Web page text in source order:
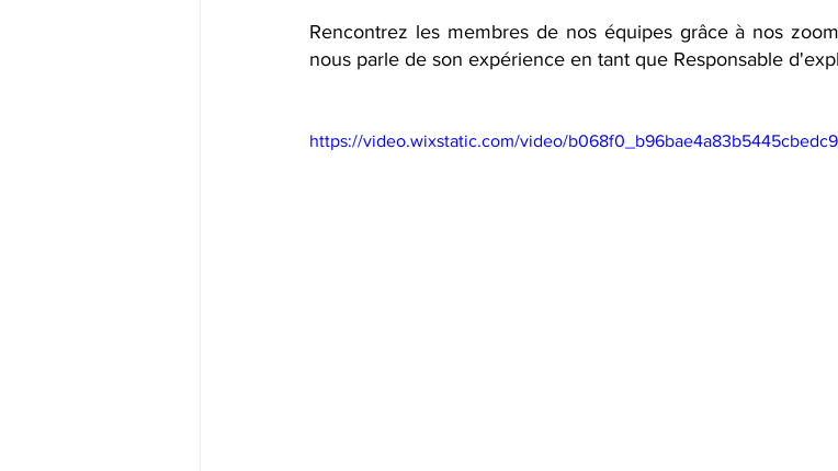
Rencontrez les membres de nos équipes grâce à nos
nous parle de son expérience en tant que Responsable
https://video.wixstatic.com/video/